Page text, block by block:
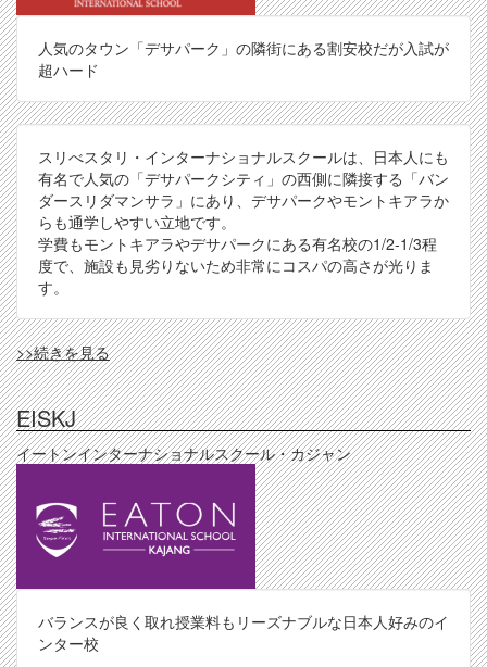
人気のタウン「デサパーク」の隣街にある割安校だが入試が
超ハード
スリべスタリ・インターナショナルスクールは、日本人にも
有名で人気の「デサパークシティ」の西側に隣接する「バン
ダースリダマンサラ」にあり、デサパークやモントキアラか
らも通学しやすい立地です。
学費もモントキアラやデサパークにある有名校の1/2-1/3程
度で、施設も見劣りないため非常にコスパの高さが光りま
す。
BESTA
の
>>続きを見る
EISKJ
イートンインターナショナルスクール・カジャン
バランスが良く取れ授業料もリーズナブルな日本人好みのイ
ンター校